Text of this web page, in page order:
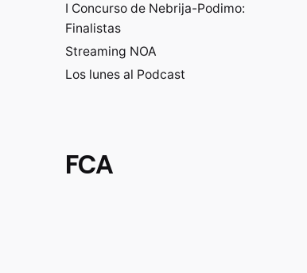
I Concurso de Nebrija-Podimo:
Finalistas
Streaming NOA
Los lunes al Podcast
FCA